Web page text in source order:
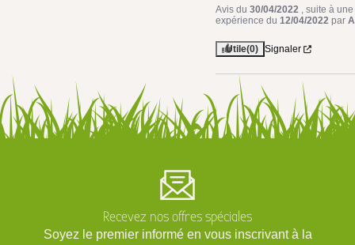
Avis du30/04/2022 , suite à une
expérience du12/04/2022 par
Utile(0) Signaler
Recevez nos offres spéciales
Soyez le premier informé en vous inscrivant à la